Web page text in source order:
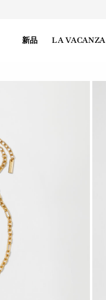
新品 LA VACANZA